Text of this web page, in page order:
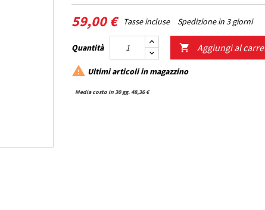
59,00 € Tasse incluse Spedizione in 3 giorni
Quantità  Aggiungi al
 Ultimi articoli in magazzino
Media costo in 30 gg. 48,36 €